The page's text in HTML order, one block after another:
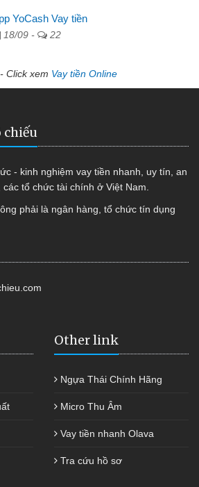
YoCash Vay tiền
18/09 - 22
Click xem Vay tiền Online
chiếu
- kinh nghiệm vay tiền nhanh, uy tín, an
tổ chức tài chính ở Việt Nam.
phải là ngân hàng, tổ chức tín dụng
Other link
Ngựa Thái Chính Hãng
Micro Thu Âm
Vay tiền nhanh Olava
Tra cứu hồ sơ